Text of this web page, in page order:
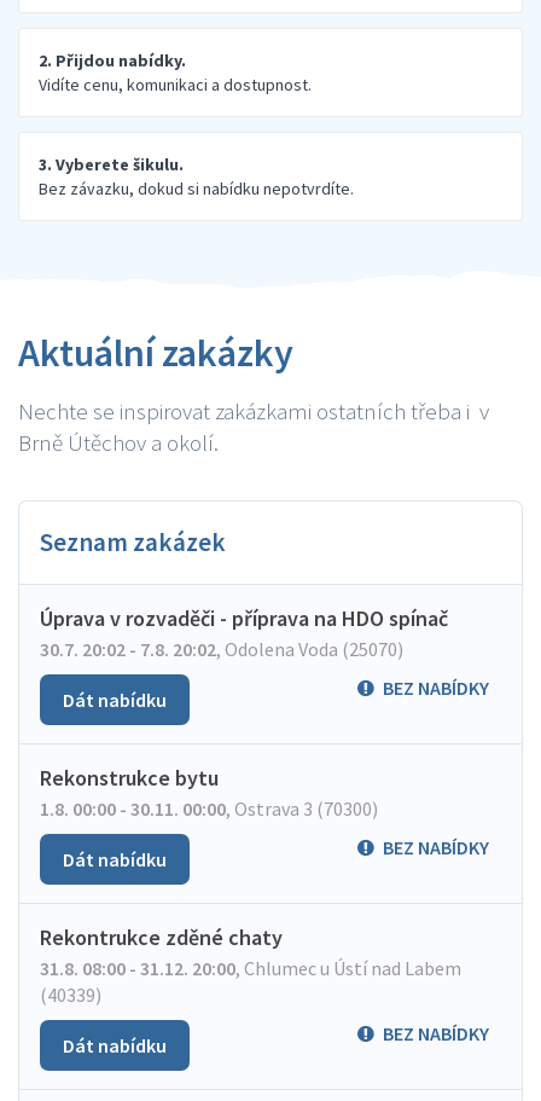
2. Přijdou nabídky.
Vidíte cenu, komunikaci a dostupnost.
3. Vyberete šikulu.
Bez závazku, dokud si nabídku nepotvrdíte.
Aktuální zakázky
Nechte se inspirovat zakázkami ostatních třeba i v
Brně Útěchov a okolí.
Seznam zakázek
Úprava v rozvaděči - příprava na HDO spínač
30.7. 20:02 - 7.8. 20:02, Odolena Voda (25070)
BEZ NABÍDKY
Dát nabídku
Rekonstrukce bytu
1.8. 00:00 - 30.11. 00:00, Ostrava 3 (70300)
BEZ NABÍDKY
Dát nabídku
Rekontrukce zděné chaty
31.8. 08:00 - 31.12. 20:00, Chlumec u Ústí nad Labem
(40339)
BEZ NABÍDKY
Dát nabídku